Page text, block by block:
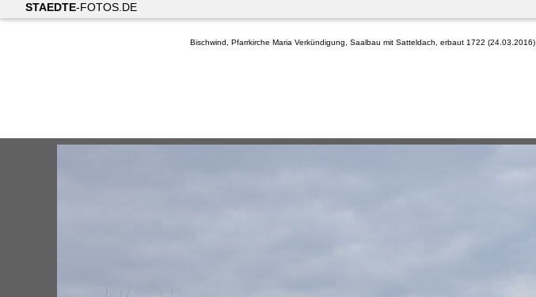
STAEDTE-FOTOS.DE
Bischwind, Pfarrkirche Maria Verkündigung, Saalbau mit Satteldach, erbaut 1722 (24.03.2016)